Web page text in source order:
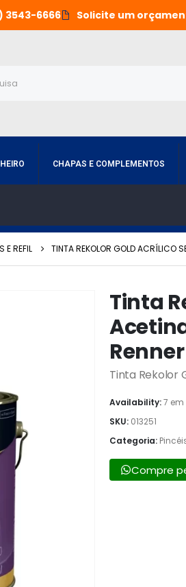
3543-6666 Solicite um
CHAPAS E COMPLEMENTOS
E REFIL TINTA REKOLOR GOLD ACRÍLICO
Tinta
Renner
Tinta Rekolor
Availability:7
SKU: 013251
Categoria:
Compre